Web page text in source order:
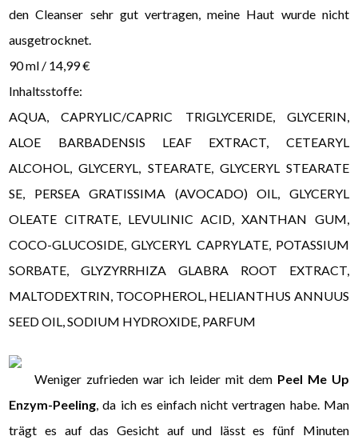
den Cleanser sehr gut vertragen, meine Haut wurde nicht
ausgetrocknet.
90 ml / 14,99 €
Inhaltsstoffe:
AQUA, CAPRYLIC/CAPRIC TRIGLYCERIDE, GLYCERIN,
ALOE BARBADENSIS LEAF EXTRACT, CETEARYL
ALCOHOL, GLYCERYL, STEARATE, GLYCERYL STEARATE
SE, PERSEA GRATISSIMA (AVOCADO) OIL, GLYCERYL
OLEATE CITRATE, LEVULINIC ACID, XANTHAN GUM,
COCO-GLUCOSIDE, GLYCERYL CAPRYLATE, POTASSIUM
SORBATE, GLYZYRRHIZA GLABRA ROOT EXTRACT,
MALTODEXTRIN, TOCOPHEROL, HELIANTHUS ANNUUS
SEED OIL, SODIUM HYDROXIDE, PARFUM
Weniger zufrieden war ich leider mit dem Peel Me Up
Enzym-Peeling, da ich es einfach nicht vertragen habe. Man
trägt es auf das Gesicht auf und lässt es fünf Minuten